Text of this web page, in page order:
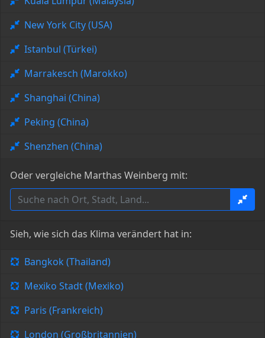
New York City (USA)
Istanbul (Türkei)
Marrakesch (Marokko)
Shanghai (China)
Peking (China)
Shenzhen (China)
Oder vergleiche Marthas Weinberg mit:
Sieh, wie sich das Klima verändert hat in:
Bangkok (Thailand)
Mexiko Stadt (Mexiko)
Paris (Frankreich)
London (Großbritannien)